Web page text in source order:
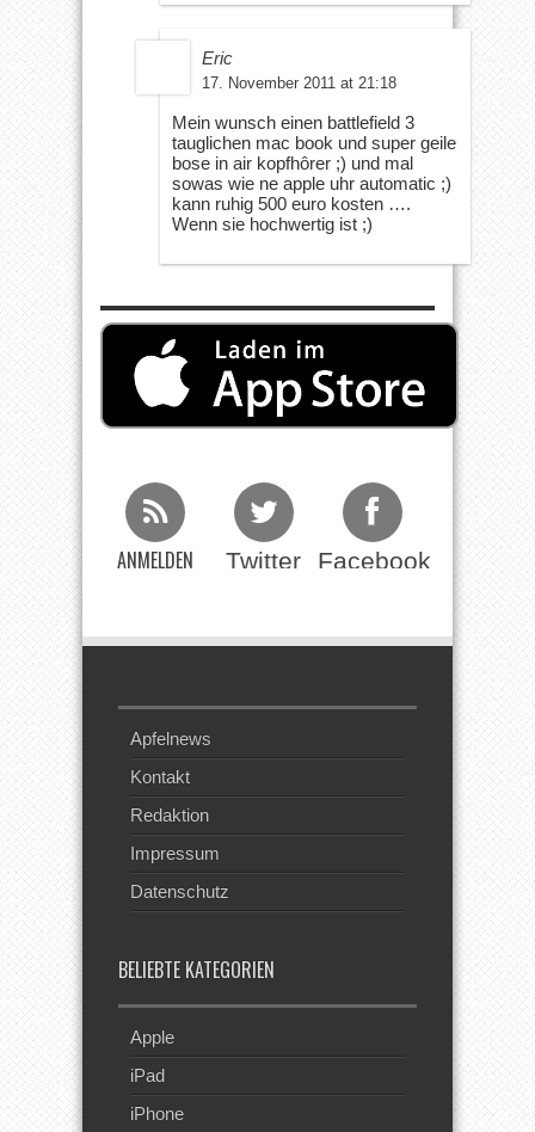
Eric
17. November 2011 at 21:18
Mein wunsch einen battlefield 3
tauglichen mac book und super geile
bose in air kopfhôrer ;) und mal
sowas wie ne apple uhr automatic ;)
kann ruhig 500 euro kosten ….
Wenn sie hochwertig ist ;)
ANMELDEN Twitter Facebook
Apfelnews
Kontakt
Redaktion
Impressum
Datenschutz
BELIEBTE KATEGORIEN
Apple
iPad
iPhone